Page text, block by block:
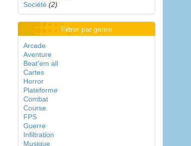
Société (2)
Filtrer par genre
Arcade
Aventure
Beat'em all
Cartes
Horror
Plateforme
Combat
Course
FPS
Guerre
Infiltration
Musique